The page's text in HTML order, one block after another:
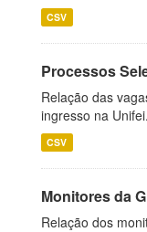
CSV
Processos
Relação das
ingresso na Unifei.
CSV
Monitores da
Relação dos